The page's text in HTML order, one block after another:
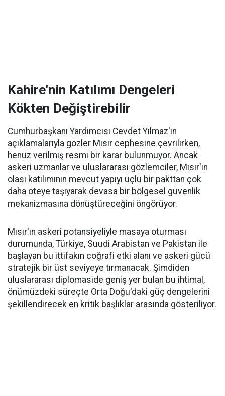
Kahire'nin Katılımı Dengeleri
Kökten Değiştirebilir
Cumhurbaşkanı Yardımcısı Cevdet Yılmaz'ın
açıklamalarıyla gözler Mısır cephesine çevrilirken,
henüz verilmiş resmi bir karar bulunmuyor. Ancak
askeri uzmanlar ve uluslararası gözlemciler, Mısır'ın
olası katılımının mevcut yapıyı üçlü bir pakttan çok
daha öteye taşıyarak devasa bir bölgesel güvenlik
mekanizmasına dönüştüreceğini öngörüyor.
Mısır'ın askeri potansiyeliyle masaya oturması
durumunda, Türkiye, Suudi Arabistan ve Pakistan ile
başlayan bu ittifakın coğrafi etki alanı ve askeri gücü
stratejik bir üst seviyeye tırmanacak. Şimdiden
uluslararası diplomaside geniş yer bulan bu ihtimal,
önümüzdeki süreçte Orta Doğu'daki güç dengelerini
şekillendirecek en kritik başlıklar arasında gösteriliyor.